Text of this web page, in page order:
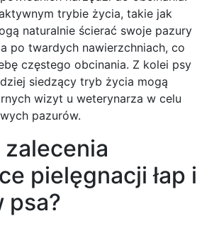
trybie życia, takie jak
naturalnie ścierać swoje pazury
po twardych nawierzchniach, co
częstego obcinania. Z kolei psy
siedzący tryb życia mogą
wizyt u weterynarza w celu
pazurów.
pielęgnacji łap i
psa?